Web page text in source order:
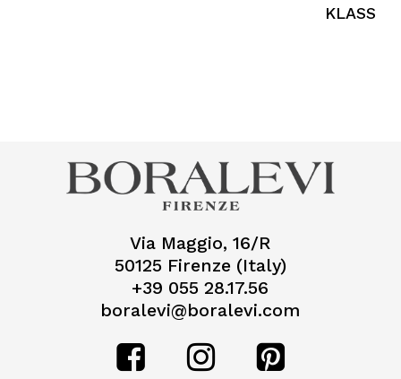
KLASS
Via Maggio, 16/R
50125 Firenze (Italy)
+39 055 28.17.56
boralevi@boralevi.com